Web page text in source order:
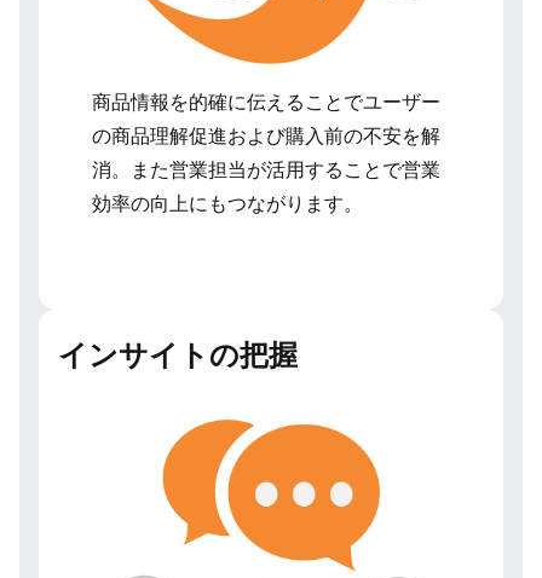
商品情報を的確に伝えることでユーザー
の商品理解促進および購入前の不安を解
消。また営業担当が活用することで営業
効率の向上にもつながります。
インサイトの把握